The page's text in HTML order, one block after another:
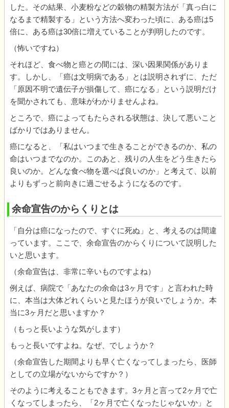
した。その結果、小麦粉などの穀物の精製方法が「真っ白に
なるまで精製する」という方法へ変わった頃に、ある癌は5
倍に、ある癌は30倍に増えていることが判明したのです。
（怖いですね）
それほど、食べ物と癌との間には、深い因果関係がありま
す。しかし、「癌は文明病である」とは説明されずに、ただ
「原因不明で遺伝子が損傷して、癌になる」という説明だけ
を聞かされても、意味がわかりませんよね。
ところで、癌によってもたらされる状態は、決して悪いこと
ばかりではありません。
癌になると、「私はいつまで生きることができるのか、私の
命はいつまでなのか。このあと、残りの人生をどう生きたら
良いのか。どんな食べ物を選べば良いのか」と考えて、以前
よりもずっと前向きに過ごせるようになるのです。
余命宣告のからくりとは
「自分は癌になったので、すぐに死ぬ」と、考えるのは間違
っています。ここで、余命宣告のからくりについて説明した
いと思います。
（余命宣告は、非常に辛いものですよね）
例えば、病院で「あなたの余命は3ヶ月です」と言われた時
に、本当は大体どれくらいと見たほうが良いでしょうか。本
当に3ヶ月だと思いますか？
（もっと長いような気がします）
もっと長いですよね。なぜ、でしょうか？
（余命宣告した期間よりも早く亡くなってしまったら、医師
としての立場がないからですか？）
そのように考えることもできます。3ヶ月と言って2ヶ月で亡
くなってしまったら、「2ヶ月で亡くなったじゃないか」と